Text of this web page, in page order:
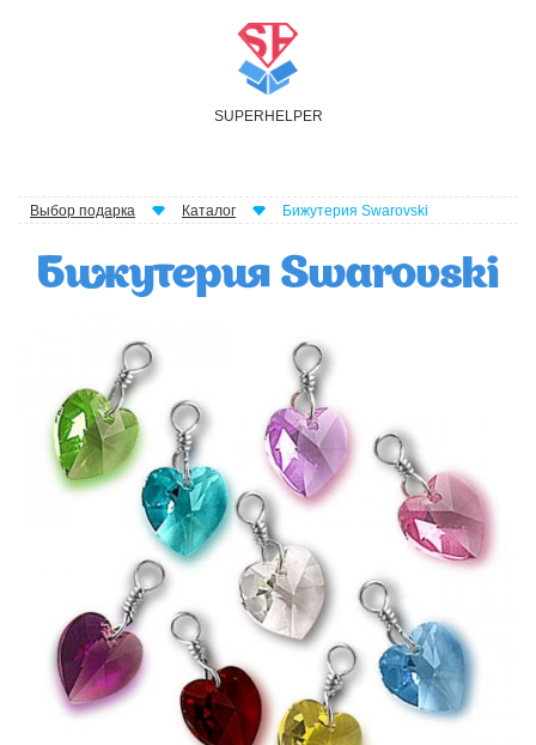
SUPER H ELPER
Выбор подарка Каталог Бижутерия Swarovski
Бижутерия Swarovski